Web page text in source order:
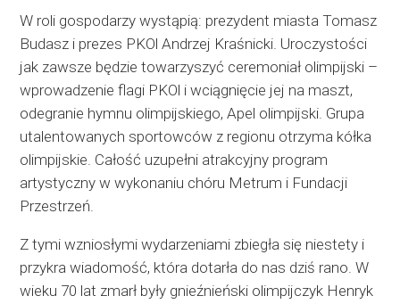
W roli gospodarzy wystąpią: prezydent miasta Tomasz
Budasz i prezes PKOl Andrzej Kraśnicki. Uroczystości
jak zawsze będzie towarzyszyć ceremoniał olimpijski –
wprowadzenie flagi PKOl i wciągnięcie jej na maszt,
odegranie hymnu olimpijskiego, Apel olimpijski. Grupa
utalentowanych sportowców z regionu otrzyma kółka
olimpijskie. Całość uzupełni atrakcyjny program
artystyczny w wykonaniu chóru Metrum i Fundacji
Przestrzeń.
Z tymi wzniosłymi wydarzeniami zbiegła się niestety i
przykra wiadomość, która dotarła do nas dziś rano. W
wieku 70 lat zmarł były gnieźnieński olimpijczyk Henryk